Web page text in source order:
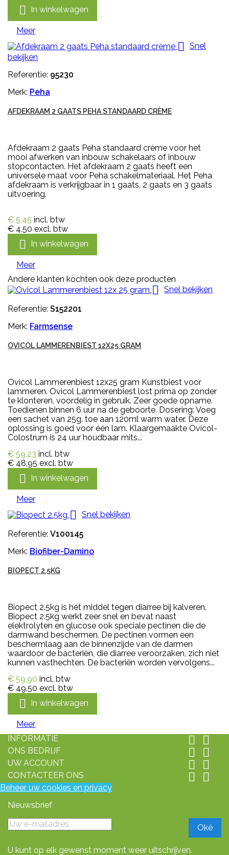
 In winkelwagen
Meer
 Snel
bekijken
Referentie: 95230
Merk: Peha
AFDEKRAAM 2 GAATS PEHA STANDAARD CRÈME
Afdekraam 2 gaats Peha standaard crème voor het
mooi afwerken van inbouw schakelaars of inbouw
stopcontacten. Het afdekraam 2 gaats heeft een
universele maat voor Peha schakelmateriaal. Het Peha
afdekraam is verkrijgbaar in 1 gaats, 2 gaats en 3 gaats
uitvoering.
€ 5,45 incl. btw
€ 4,50 excl. btw
 In winkelwagen
Meer
Andere klanten kochten ook deze producten
 Snel bekijken
Referentie: S152201
Merk: Farmsense
OVICOL LAMMERENBIEST 12X25 GRAM
Ovicol Lammerenbiest 12x25 gram Kunstbiest voor
lammeren. Ovicol Lammerenbiest lost prima op zonder
te klonteren, voordelig in gebruik. Zeer goede opname.
Toedienen binnen 6 uur na de geboorte. Dosering: Voeg
een sachet van 25g. toe aan 120ml warm water. Deze
oplossing is goed voor één lam. Klaargemaakte Ovicol-
Colostrum is 24 uur houdbaar mits...
€ 59,23 incl. btw
€ 48,95 excl. btw
 In winkelwagen
Meer
 Snel bekijken
Referentie: V100145
Merk: Biofiber-Damino
BIOPECT 2.5KG
Biopect 2.5kg is hét middel tegen diarree bij kalveren.
Biopect 2.5kg werkt zeer snel en bevat naast
elektrolyten en glucose ook speciale pectinen die de
darmwand beschermen. De pectinen vormen een
beschermlaag aan de binnenzijde van de darmen
waardoor de bacteriën, die diarree veroorzaken, zich niet
kunnen vasthechten. De bacteriën worden vervolgens...
€ 59,90 incl. btw
€ 49,50 excl. btw
 In winkelwagen
Meer
INFORMATIE
 
ONS BEDRIJF  
UW ACCOUNT  
CONTACTEER ONS  
Beheer uw cookies en privacy
Nieuwsbrief
U kunt op elk gewenst moment weer uitschrijven.